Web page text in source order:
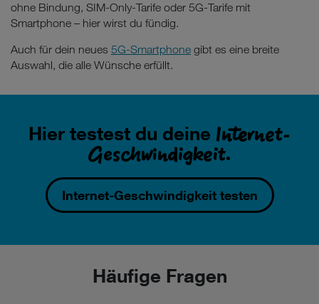
ohne Bindung, SIM-Only-Tarife oder 5G-Tarife mit
Smartphone – hier wirst du fündig.
Auch für dein neues 5G-Smartphone gibt es eine breite
Auswahl, die alle Wünsche erfüllt.
Hier testest du deine Internet-
Geschwindigkeit.
Internet-Geschwindigkeit testen
Häufige Fragen